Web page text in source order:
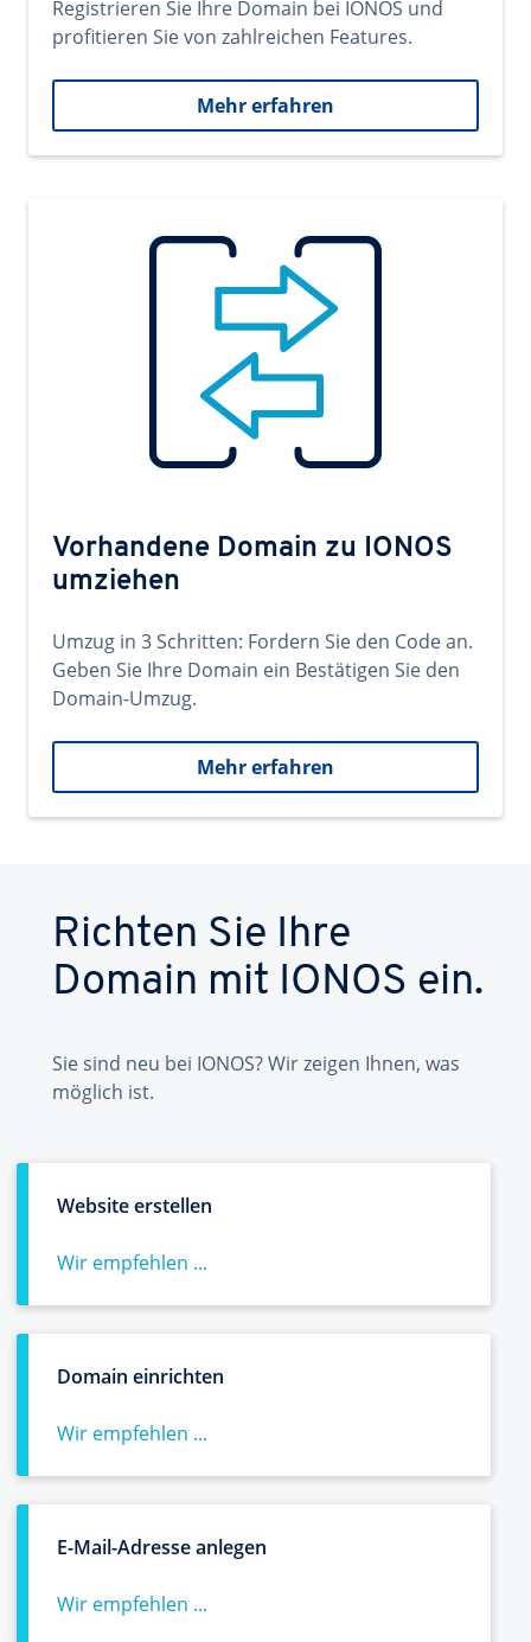
Registrieren Sie Ihre Domain bei IONOS und
profitieren Sie von zahlreichen Features.
Mehr erfahren
Vorhandene Domain zu IONOS
umziehen
Umzug in 3 Schritten: Fordern Sie den Code an.
Geben Sie Ihre Domain ein Bestätigen Sie den
Domain-Umzug.
Mehr erfahren
Richten Sie Ihre
Domain mit IONOS ein.
Sie sind neu bei IONOS? Wir zeigen Ihnen, was
möglich ist.
Website erstellen
Wir empfehlen ...
Domain einrichten
Wir empfehlen ...
E-Mail-Adresse anlegen
Wir empfehlen ...